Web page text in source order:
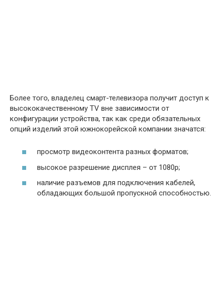
Более того, владелец смарт-телевизора получит доступ к
высококачественному TV вне зависимости от
конфигурации устройства, так как среди обязательных
опций изделий этой южнокорейской компании значатся:
просмотр видеоконтента разных форматов;
высокое разрешение дисплея – от 1080p;
наличие разъемов для подключения кабелей,
обладающих большой пропускной способностью.